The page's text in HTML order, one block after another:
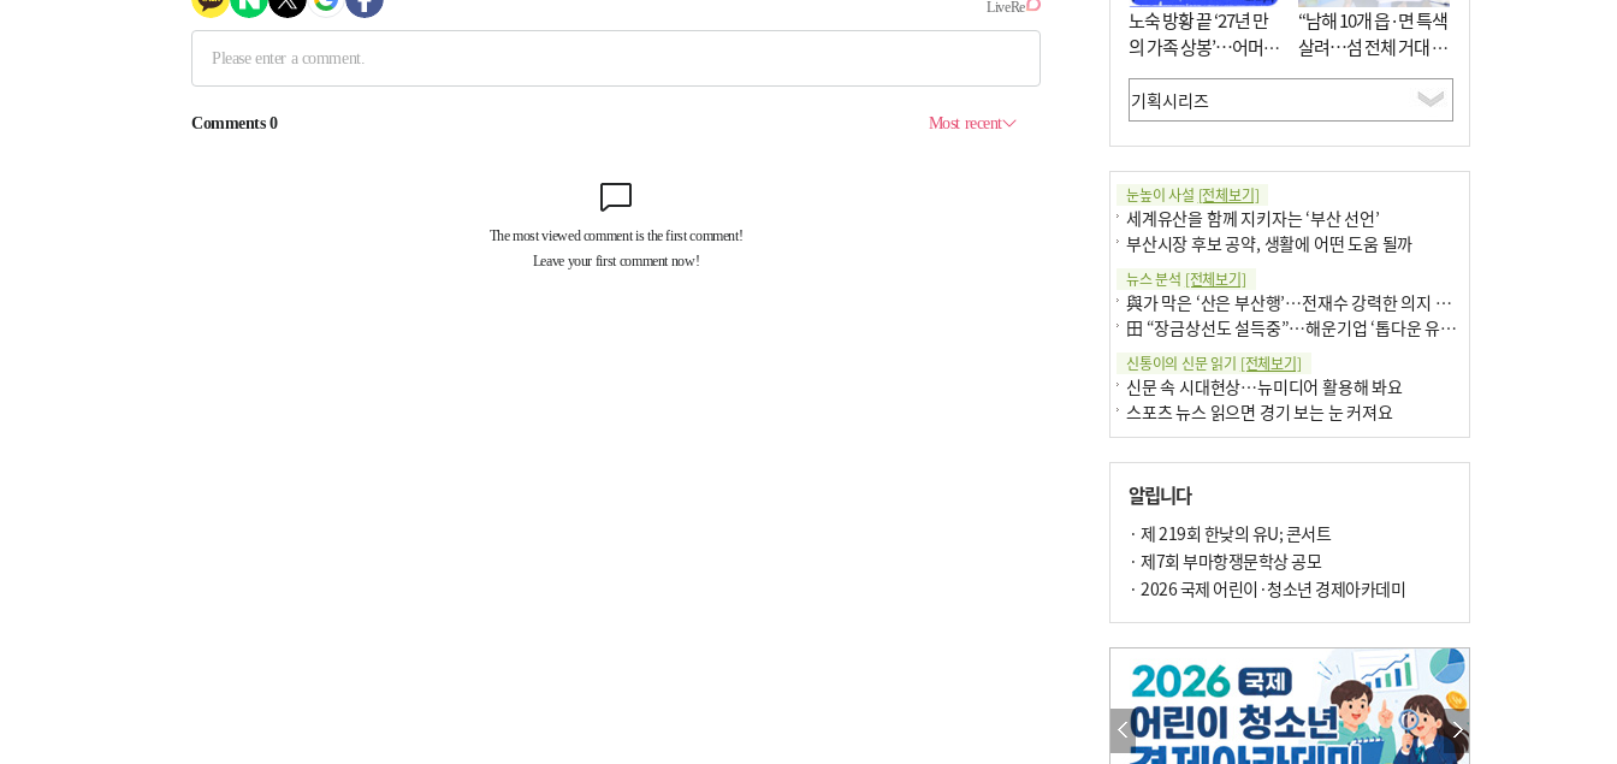
노숙 방황 끝 ‘27년 만
의 가족 상봉’…어머니
와 행복 꿈꿔
“남해 10개 읍·면 특색
살려…섬 전체 거대 정
원으로 조성”
눈높이 사설 [전체보기]
세계유산을 함께 지키자는 ‘부산 선언’
부산시장 후보 공약, 생활에 어떤 도움 될까
뉴스 분석 [전체보기]
與가 막은 ‘산은 부산행’…전재수 강력한 의지 표명 없인 공염불
田 “장금상선도 설득중”…해운기업 ‘톱다운 유치전’ 가속
신통이의 신문 읽기 [전체보기]
신문 속 시대현상…뉴미디어 활용해 봐요
스포츠 뉴스 읽으면 경기 보는 눈 커져요
구·군 승진 축하화분 관행 없애자니 소상공인 울상
팩트체크[전체보기]
의령 한우산 털중나리
한 손 뉴스[전체보기]
시민이 개발한 폭염 대응 앱 ‘그늘로’ 길안내 지도 등 인기
골목 맛집 발굴 고메 셀렉션…부산시, 페스티벌 시월 연계
알립니다
· 제 219회 한낮의 유U; 콘서트
· 제7회 부마항쟁문학상 공모
· 2026 국제 어린이·청소년 경제아카데미